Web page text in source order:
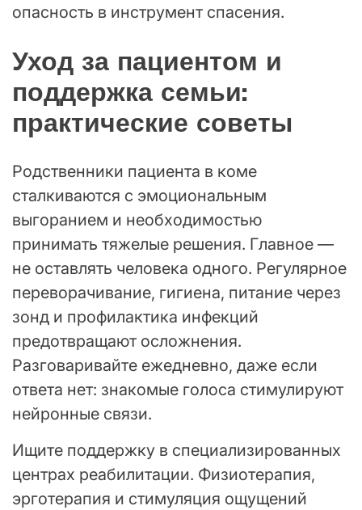
опасность в инструмент спасения.
Уход за пациентом и
поддержка семьи:
практические советы
Родственники пациента в коме
сталкиваются с эмоциональным
выгоранием и необходимостью
принимать тяжелые решения. Главное —
не оставлять человека одного. Регулярное
переворачивание, гигиена, питание через
зонд и профилактика инфекций
предотвращают осложнения.
Разговаривайте ежедневно, даже если
ответа нет: знакомые голоса стимулируют
нейронные связи.
Ищите поддержку в специализированных
центрах реабилитации. Физиотерапия,
эрготерапия и стимуляция ощущений